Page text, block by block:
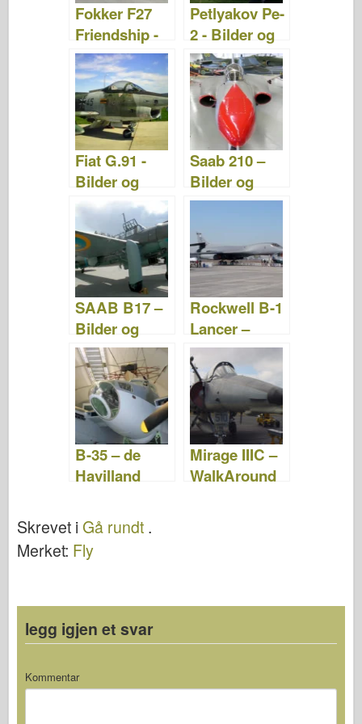
Fokker F27
Friendship -
Bilder og
videoer
Petlyakov Pe-
2 - Bilder og
videoer
Fiat G.91 -
Bilder og
videoer
Saab 210 –
Bilder og
videoer
SAAB B17 –
Bilder og
videoer
Rockwell B-1
Lancer –
Bilder og
videoer
B-35 – de
Havilland
WalkAround
Mirage IIIC –
WalkAround
Skrevet iGå rundt .
Merket: Fly
legg igjen et svar
Kommentar